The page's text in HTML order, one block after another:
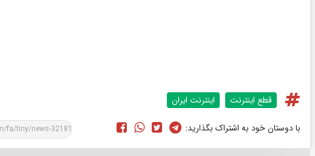
قطع اینترنت اینترنت ایران
با دوستان خود به اشتراک بگذارید: